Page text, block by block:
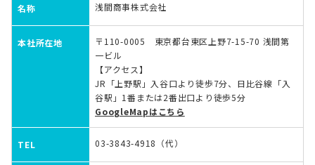
名称 浅間商事株式会社
本社所在地
〒110-0005 東京都台東区上野7-15-70 浅間第
一ビル
【アクセス】
JR「上野駅」入谷口より徒歩7分、日比谷線「入
谷駅」1番または2番出口より徒歩5分
GoogleMapはこちら
TEL 03-3843-4918（代）